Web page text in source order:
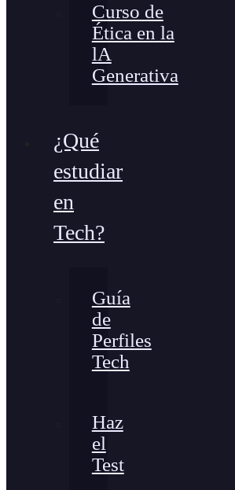
Curso de
Ética en la
lA
Generativa
¿Qué
estudiar
en
Tech?
Guía
de
Perfiles
Tech
Haz
el
Test